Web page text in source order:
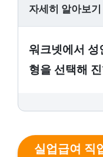
자세히 알아보기
워크넷에서 성
형을 선택해
실업급여 직